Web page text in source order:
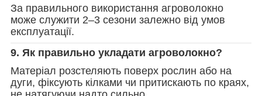
За правильного використання агроволокно
може служити 2–3 сезони залежно від умов
експлуатації.
9. Як правильно укладати агроволокно?
Матеріал розстеляють поверх рослин або на
дуги, фіксують кілками чи притискають по краях,